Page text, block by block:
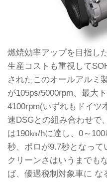
燃焼効率アップを目指し
生産コストも重視して
されたこのオールアルミ
が105ps/5000rpm、最大
4100rpm(いずれもドイツ
速DSGとの組み合わせで
は190㎞/hに達し、0～
秒、ポロが9.7秒となっ
クリーンさはいうまでも
ば、優遇税制対象車に な